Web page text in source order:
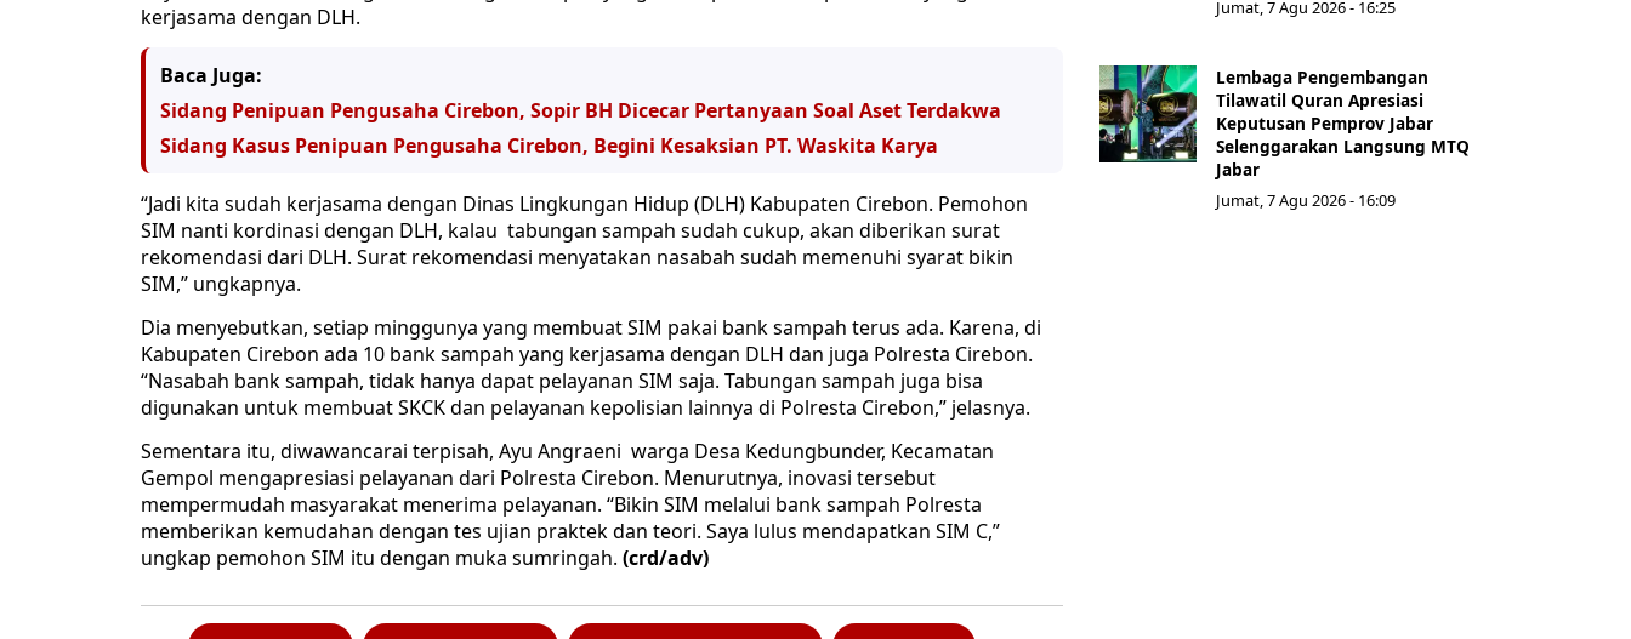
kerjasama dengan DLH.
Baca Juga:
Sidang Penipuan Pengusaha Cirebon, Sopir BH Dicecar Pertanyaan Soal Aset Terdakwa
Sidang Kasus Penipuan Pengusaha Cirebon, Begini Kesaksian PT. Waskita Karya
“Jadi kita sudah kerjasama dengan Dinas Lingkungan Hidup (DLH) Kabupaten Cirebon. Pemohon
SIM nanti kordinasi dengan DLH, kalau tabungan sampah sudah cukup, akan diberikan surat
rekomendasi dari DLH. Surat rekomendasi menyatakan nasabah sudah memenuhi syarat bikin
SIM,” ungkapnya.
Dia menyebutkan, setiap minggunya yang membuat SIM pakai bank sampah terus ada. Karena, di
Kabupaten Cirebon ada 10 bank sampah yang kerjasama dengan DLH dan juga Polresta Cirebon.
“Nasabah bank sampah, tidak hanya dapat pelayanan SIM saja. Tabungan sampah juga bisa
digunakan untuk membuat SKCK dan pelayanan kepolisian lainnya di Polresta Cirebon,” jelasnya.
Sementara itu, diwawancarai terpisah, Ayu Angraeni warga Desa Kedungbunder, Kecamatan
Gempol mengapresiasi pelayanan dari Polresta Cirebon. Menurutnya, inovasi tersebut
mempermudah masyarakat menerima pelayanan. “Bikin SIM melalui bank sampah Polresta
memberikan kemudahan dengan tes ujian praktek dan teori. Saya lulus mendapatkan SIM C,”
ungkap pemohon SIM itu dengan muka sumringah. (crd/adv)
Jumat, 7 Agu 2026 - 16:25
Lembaga Pengembangan
Tilawatil Quran Apresiasi
Keputusan Pemprov Jabar
Selenggarakan Langsung MTQ
Jabar
Jumat, 7 Agu 2026 - 16:09